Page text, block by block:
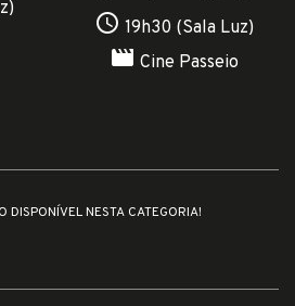
access_time 19h30 (Sala Luz)
movie Cine Passeio
DISPONÍVEL NESTA CATEGORIA!